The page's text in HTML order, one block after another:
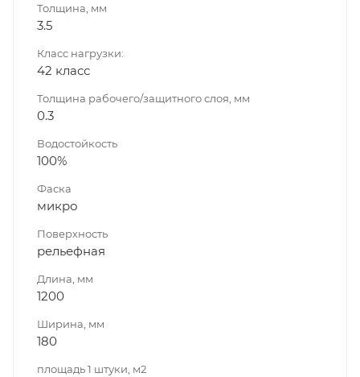
Толщина, мм
3.5
Класс нагрузки:
42 класс
Толщина рабочего/защитного слоя, мм
0.3
Водостойкость
100%
Фаска
микро
Поверхность
рельефная
Длина, мм
1200
Ширина, мм
180
площадь 1 штуки, м2